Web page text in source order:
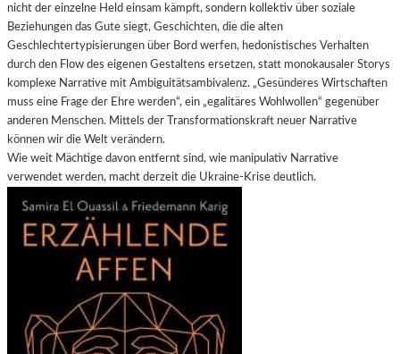
nicht der einzelne Held einsam kämpft, sondern kollektiv über soziale
Beziehungen das Gute siegt, Geschichten, die die alten
Geschlechtertypisierungen über Bord werfen, hedonistisches Verhalten
durch den Flow des eigenen Gestaltens ersetzen, statt monokausaler Storys
komplexe Narrative mit Ambiguitätsambivalenz. „Gesünderes Wirtschaften
muss eine Frage der Ehre werden“, ein „egalitäres Wohlwollen“ gegenüber
anderen Menschen. Mittels der Transformationskraft neuer Narrative
können wir die Welt verändern.
Wie weit Mächtige davon entfernt sind, wie manipulativ Narrative
verwendet werden, macht derzeit die Ukraine-Krise deutlich.